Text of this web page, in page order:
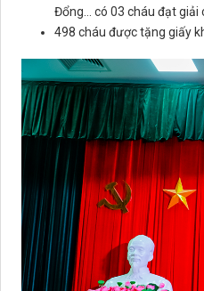
Đổng… có 03 cháu đạt giải
498 cháu được tặng giấy